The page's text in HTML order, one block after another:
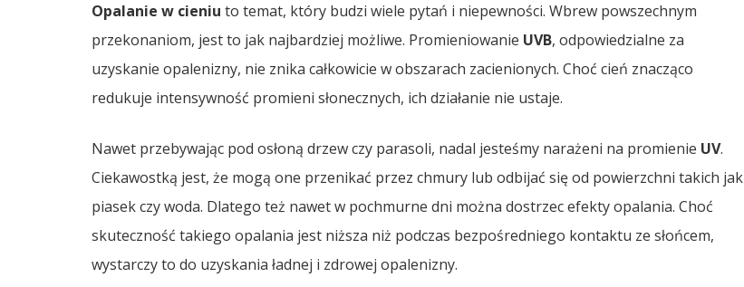
Opalanie w cieniu to temat, który budzi wiele pytań i niepewności. Wbrew powszechnym
przekonaniom, jest to jak najbardziej możliwe. Promieniowanie UVB, odpowiedzialne za
uzyskanie opalenizny, nie znika całkowicie w obszarach zacienionych. Choć cień znacząco
redukuje intensywność promieni słonecznych, ich działanie nie ustaje.
Nawet przebywając pod osłoną drzew czy parasoli, nadal jesteśmy narażeni na promienie UV.
Ciekawostką jest, że mogą one przenikać przez chmury lub odbijać się od powierzchni takich jak
piasek czy woda. Dlatego też nawet w pochmurne dni można dostrzec efekty opalania. Choć
skuteczność takiego opalania jest niższa niż podczas bezpośredniego kontaktu ze słońcem,
wystarczy to do uzyskania ładnej i zdrowej opalenizny.